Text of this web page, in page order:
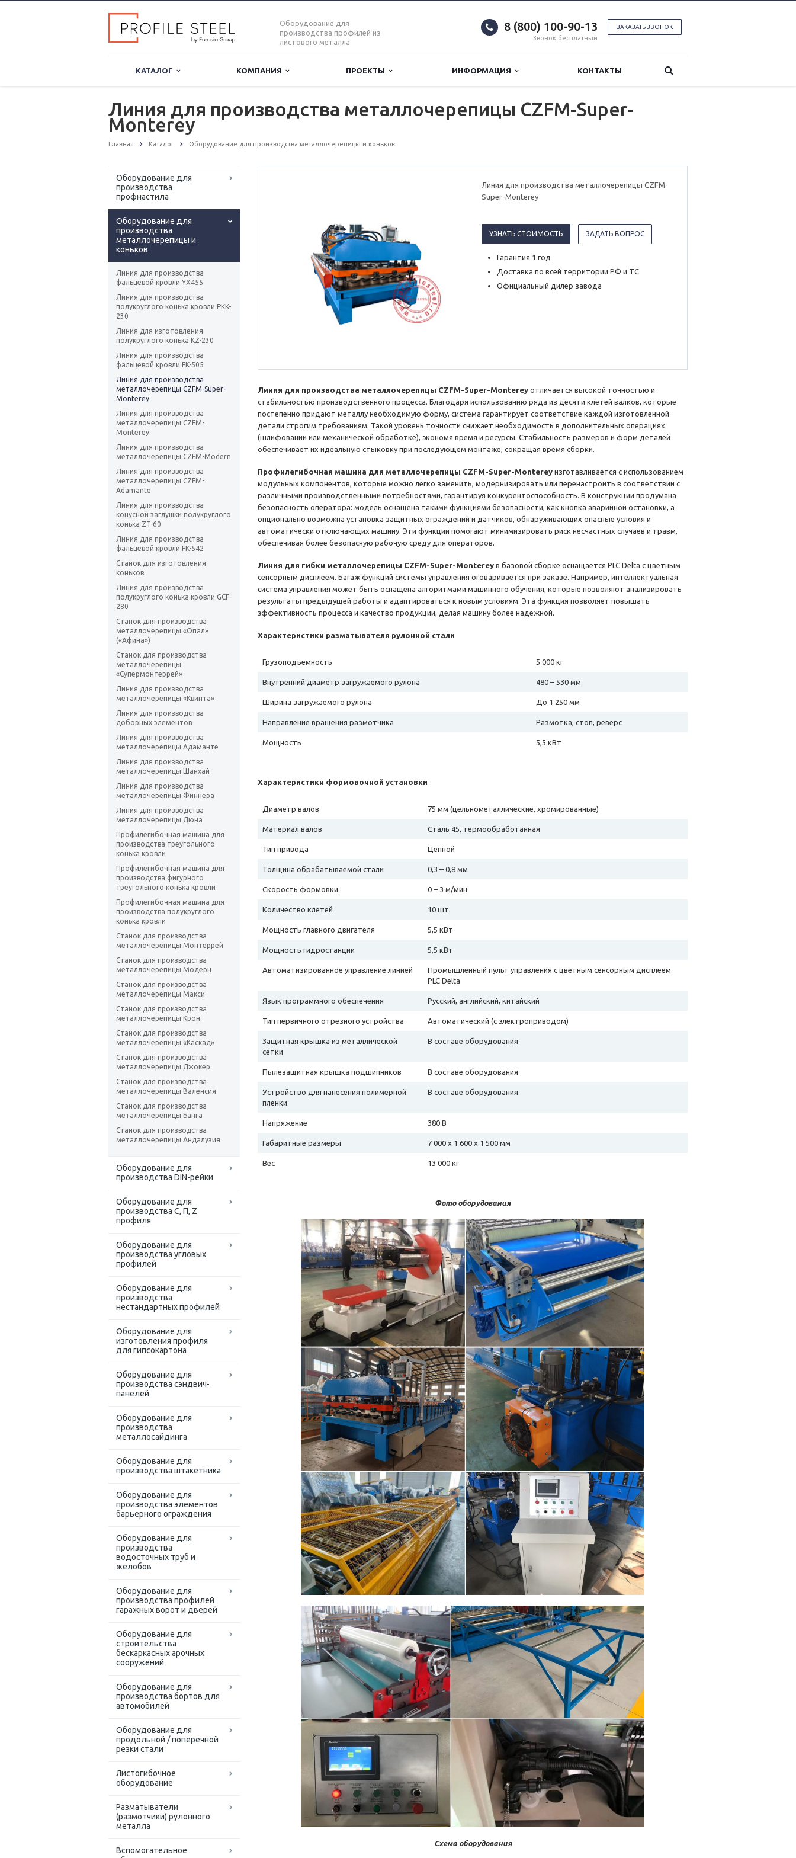
Оборудование для
производства профилей из
листового металла
ЗАКАЗАТЬ ЗВОНОК
8 (800) 100-90-13
Звонок бесплатный
КАТАЛОГ КОМПАНИЯ ПРОЕКТЫ ИНФОРМАЦИЯ КОНТАКТЫ
Линия для производства металлочерепицы CZFM-Super-
Monterey
Главная Каталог Оборудование для производства металлочерепицы и коньков
Оборудование для
производства
профнастила
Оборудование для
производства
металлочерепицы и
коньков
Линия для производства
фальцевой кровли YX455
Линия для производства
полукруглого конька кровли PKK-
230
Линия для изготовления
полукруглого конька KZ-230
Линия для производства
фальцевой кровли FK-505
Линия для производства
металлочерепицы CZFM-Super-
Monterey
Линия для производства
металлочерепицы CZFM-
Monterey
Линия для производства
металлочерепицы CZFM-Modern
Линия для производства
металлочерепицы CZFM-
Adamante
Линия для производства
конусной заглушки полукруглого
конька ZT-60
Линия для производства
фальцевой кровли FK-542
Станок для изготовления
коньков
Линия для производства
полукруглого конька кровли GCF-
280
Станок для производства
металлочерепицы «Опал»
(«Афина»)
Станок для производства
металлочерепицы
«Супермонтеррей»
Линия для производства
металлочерепицы «Квинта»
Линия для производства
доборных элементов
Линия для производства
металлочерепицы Адаманте
Линия для производства
металлочерепицы Шанхай
Линия для производства
металлочерепицы Финнера
Линия для производства
металлочерепицы Дюна
Профилегибочная машина для
производства треугольного
конька кровли
Профилегибочная машина для
производства фигурного
треугольного конька кровли
Профилегибочная машина для
производства полукруглого
конька кровли
Станок для производства
металлочерепицы Монтеррей
Станок для производства
металлочерепицы Модерн
Станок для производства
металлочерепицы Макси
Станок для производства
металлочерепицы Крон
Станок для производства
металлочерепицы «Каскад»
Станок для производства
металлочерепицы Джокер
Станок для производства
металлочерепицы Валенсия
Станок для производства
металлочерепицы Банга
Станок для производства
металлочерепицы Андалузия
Оборудование для
производства DIN-рейки
Оборудование для
производства С, П, Z
профиля
Оборудование для
производства угловых
профилей
Оборудование для
производства
нестандартных профилей
Оборудование для
изготовления профиля
для гипсокартона
Оборудование для
производства сэндвич-
панелей
Оборудование для
производства
металлосайдинга
Оборудование для
производства штакетника
Оборудование для
производства элементов
барьерного ограждения
Оборудование для
производства
водосточных труб и
желобов
Оборудование для
производства профилей
гаражных ворот и дверей
Оборудование для
строительства
бескаркасных арочных
сооружений
Оборудование для
производства бортов для
автомобилей
Оборудование для
продольной / поперечной
резки стали
Листогибочное
оборудование
Разматыватели
(размотчики) рулонного
металла
Вспомогательное
Линия для производства металлочерепицы CZFM-
Super-Monterey
УЗНАТЬ СТОИМОСТЬ ЗАДАТЬ ВОПРОС
Гарантия 1 год
Доставка по всей территории РФ и ТС
Официальный дилер завода
Линия для производства металлочерепицы CZFM-Super-Monterey отличается высокой точностью и
стабильностью производственного процесса. Благодаря использованию ряда из десяти клетей валков, которые
постепенно придают металлу необходимую форму, система гарантирует соответствие каждой изготовленной
детали строгим требованиям. Такой уровень точности снижает необходимость в дополнительных операциях
(шлифовании или механической обработке), экономя время и ресурсы. Стабильность размеров и форм деталей
обеспечивает их идеальную стыковку при последующем монтаже, сокращая время сборки.
Профилегибочная машина для металлочерепицы CZFM-Super-Monterey изготавливается с использованием
модульных компонентов, которые можно легко заменить, модернизировать или перенастроить в соответствии с
различными производственными потребностями, гарантируя конкурентоспособность. В конструкции продумана
безопасность оператора: модель оснащена такими функциями безопасности, как кнопка аварийной остановки, а
опционально возможна установка защитных ограждений и датчиков, обнаруживающих опасные условия и
автоматически отключающих машину. Эти функции помогают минимизировать риск несчастных случаев и травм,
обеспечивая более безопасную рабочую среду для операторов.
Линия для гибки металлочерепицы CZFM-Super-Monterey в базовой сборке оснащается PLC Delta с цветным
сенсорным дисплеем. Багаж функций системы управления оговаривается при заказе. Например, интеллектуальная
система управления может быть оснащена алгоритмами машинного обучения, которые позволяют анализировать
результаты предыдущей работы и адаптироваться к новым условиям. Эта функция позволяет повышать
эффективность процесса и качество продукции, делая машину более надежной.
Характеристики разматывателя рулонной стали
Грузоподъемность 5 000 кг
Внутренний диаметр загружаемого рулона 480 – 530 мм
Ширина загружаемого рулона До 1 250 мм
Направление вращения размотчика Размотка, стоп, реверс
Мощность 5,5 кВт
Характеристики формовочной установки
Диаметр валов 75 мм (цельнометаллические, хромированные)
Материал валов Сталь 45, термообработанная
Тип привода Цепной
Толщина обрабатываемой стали 0,3 – 0,8 мм
Скорость формовки 0 – 3 м/мин
Количество клетей 10 шт.
Мощность главного двигателя 5,5 кВт
Мощность гидростанции 5,5 кВт
Автоматизированное управление линией
Промышленный пульт управления с цветным сенсорным дисплеем
PLC Delta
Язык программного обеспечения Русский, английский, китайский
Тип первичного отрезного устройства Автоматический (с электроприводом)
Защитная крышка из металлической
сетки
В составе оборудования
Пылезащитная крышка подшипников В составе оборудования
Устройство для нанесения полимерной
пленки
В составе оборудования
Напряжение 380 В
Габаритные размеры 7 000 х 1 600 х 1 500 мм
Вес 13 000 кг
Фото оборудования
Схема оборудования